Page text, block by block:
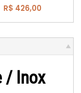
R$ 426,00
/ Inox